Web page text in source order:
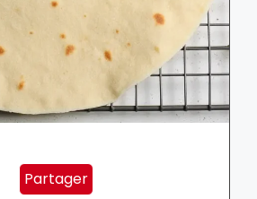
Partager